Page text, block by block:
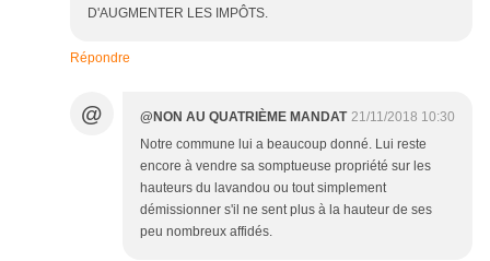
D'AUGMENTER LES IMPÔTS.
Répondre
@ @NON AU QUATRIÈME MANDAT 21/11/2018 10:30
Notre commune lui a beaucoup donné. Lui reste
encore à vendre sa somptueuse propriété sur les
hauteurs du lavandou ou tout simplement
démissionner s'il ne sent plus à la hauteur de ses
peu nombreux affidés.